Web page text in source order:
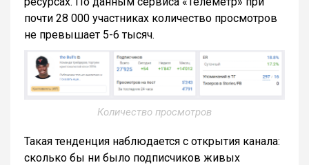
почти 28 000 участниках количество просмотров
не превышает 5-6 тысяч.
Количество просмотров
Такая тенденция наблюдается с открытия канала:
сколько бы ни было подписчиков живых